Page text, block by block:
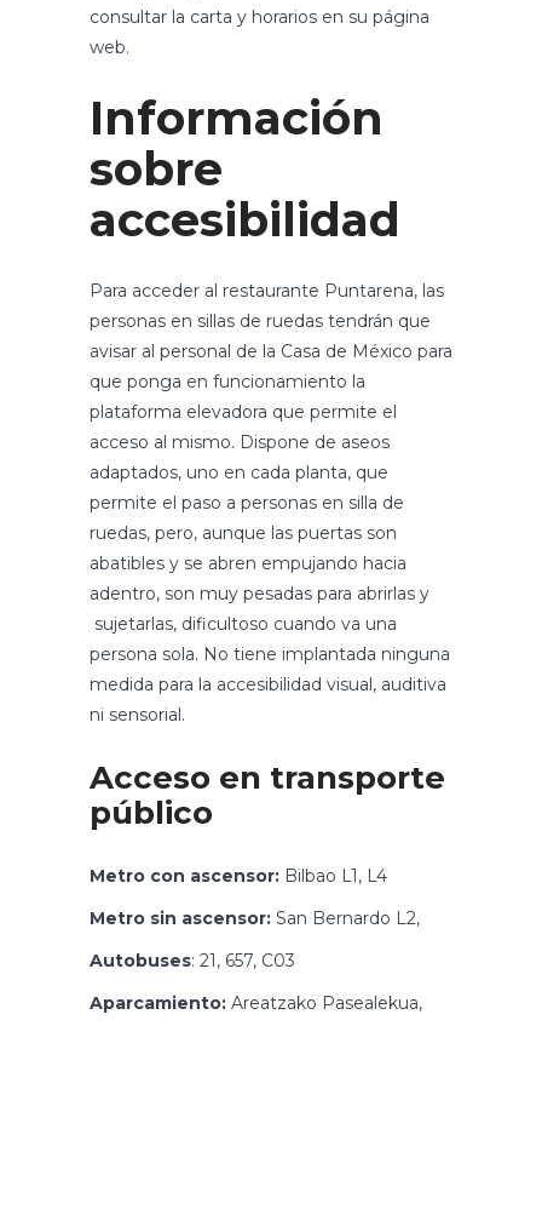
consultar la carta y horarios en su página
web.
Información
sobre
accesibilidad
Para acceder al restaurante Puntarena, las
personas en sillas de ruedas tendrán que
avisar al personal de la Casa de México para
que ponga en funcionamiento la
plataforma elevadora que permite el
acceso al mismo. Dispone de aseos
adaptados, uno en cada planta, que
permite el paso a personas en silla de
ruedas, pero, aunque las puertas son
abatibles y se abren empujando hacia
adentro, son muy pesadas para abrirlas y
sujetarlas, dificultoso cuando va una
persona sola. No tiene implantada ninguna
medida para la accesibilidad visual, auditiva
ni sensorial.
Acceso en transporte
público
Metro con ascensor: Bilbao L1, L4
Metro sin ascensor: San Bernardo L2,
Autobuses: 21, 657, C03
Aparcamiento: Areatzako Pasealekua,